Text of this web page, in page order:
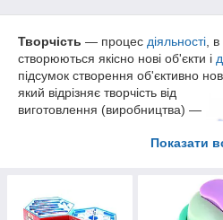
Творчість — процес діяльності ,
створюються якісно нові об'єкти і
підсумок створення об'єктивно
який відрізняє творчість від
виготовлення (виробництва) —
Результат творчості неможливо
автора, не може отримати в
точності такий же результат,
Показати